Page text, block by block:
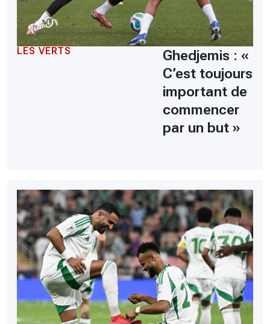
LES VERTS
Ghedjemis : «
C’est toujours
important de
commencer
par un but »